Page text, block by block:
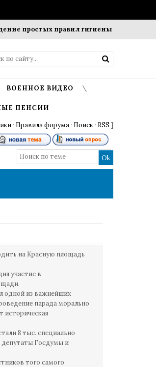
простых правил гигиены помогает
ВОЕННОЕ ВИДЕО
ПЕНСИИ
· Правила форума · Поиск · RSS ]
на Красную площадь
участие в
одной из важнейших
парада морально
историческая
8 тыс. специально
депутаты Госдумы и
того самого